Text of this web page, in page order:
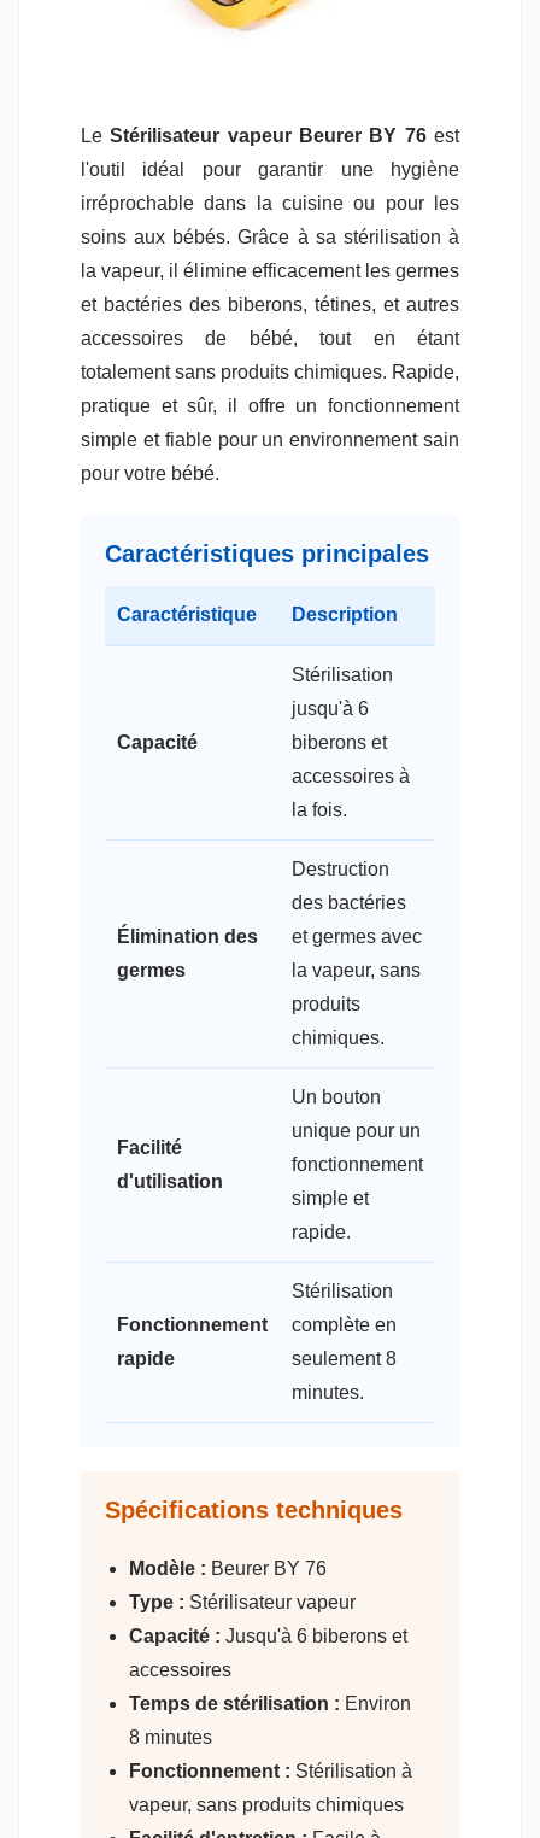
LeStérilisateur vapeur Beurer BY 76est
l'outil idéal pour garantir une hygiène
irréprochable dans la cuisine ou pour les
soins aux bébés. Grâce à sa stérilisation à
la vapeur, il élimine efficacement les germes
et bactéries des biberons, tétines, et autres
accessoires de bébé, tout en étant
totalement sans produits chimiques. Rapide,
pratique et sûr, il offre un fonctionnement
simple et fiable pour un environnement sain
pour votre bébé.
Caractéristiques principales
Caractéristique Description
Capacité
Stérilisation
jusqu'à 6
biberons et
accessoires à
la fois.
Élimination des
germes
Destruction
des bactéries
et germes avec
la vapeur, sans
produits
chimiques.
Facilité
d'utilisation
Un bouton
unique pour un
fonctionnement
simple et
rapide.
Fonctionnement
rapide
Stérilisation
complète en
seulement 8
minutes.
Spécifications techniques
Modèle : Beurer BY 76
Type : Stérilisateur vapeur
Capacité : Jusqu'à 6 biberons et
accessoires
Temps de stérilisation : Environ
8 minutes
Fonctionnement : Stérilisation à
vapeur, sans produits chimiques